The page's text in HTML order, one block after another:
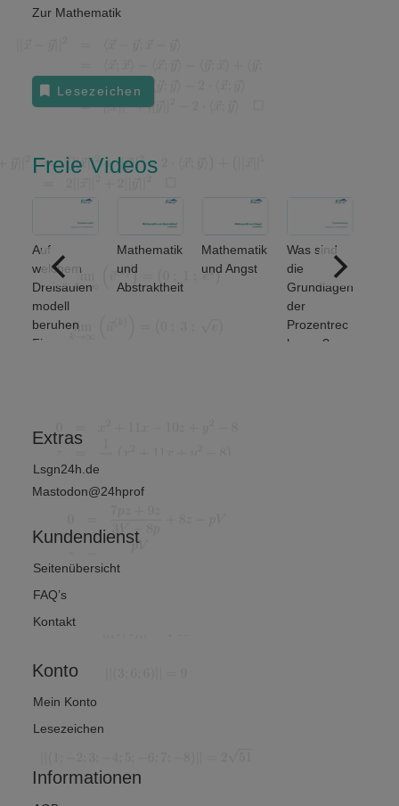
Zur Mathematik
Lesezeichen
Freie Videos
Auf
welchem
Dreisäulen
modell
beruhen
Finanz-
Mathematik
und
Abstraktheit
Mathematik
und Angst
Was sind
die
Grundlagen
der
Prozentrec
hnung?
Extras
Lsgn24h.de
Mastodon@24hprof
Kundendienst
Seitenübersicht
FAQ’s
Kontakt
Konto
Mein Konto
Lesezeichen
Informationen